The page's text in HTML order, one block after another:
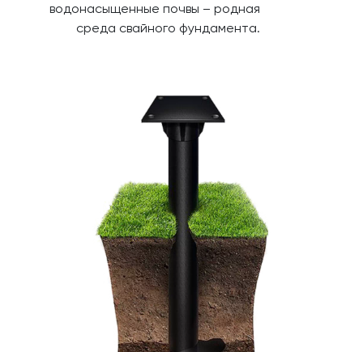
водонасыщенные почвы – родная
среда свайного фундамента.